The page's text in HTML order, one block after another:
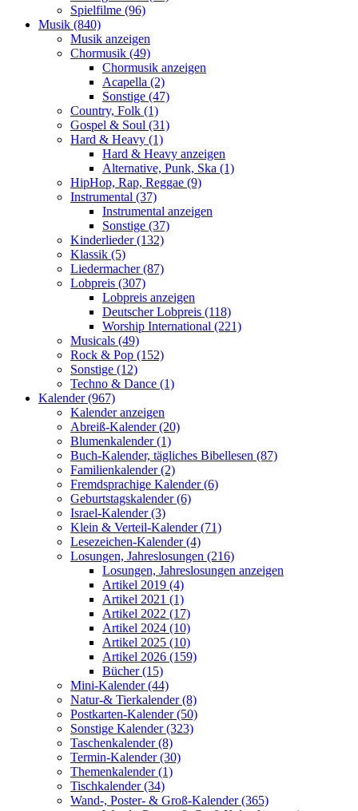
Spielfilme (96)
Musik (840)
Musik anzeigen
Chormusik (49)
Chormusik anzeigen
Acapella (2)
Sonstige (47)
Country, Folk (1)
Gospel & Soul (31)
Hard & Heavy (1)
Hard & Heavy anzeigen
Alternative, Punk, Ska (1)
HipHop, Rap, Reggae (9)
Instrumental (37)
Instrumental anzeigen
Sonstige (37)
Kinderlieder (132)
Klassik (5)
Liedermacher (87)
Lobpreis (307)
Lobpreis anzeigen
Deutscher Lobpreis (118)
Worship International (221)
Musicals (49)
Rock & Pop (152)
Sonstige (12)
Techno & Dance (1)
Kalender (967)
Kalender anzeigen
Abreiß-Kalender (20)
Blumenkalender (1)
Buch-Kalender, tägliches Bibellesen (87)
Familienkalender (2)
Fremdsprachige Kalender (6)
Geburtstagskalender (6)
Israel-Kalender (3)
Klein & Verteil-Kalender (71)
Lesezeichen-Kalender (4)
Losungen, Jahreslosungen (216)
Losungen, Jahreslosungen anzeigen
Artikel 2019 (4)
Artikel 2021 (1)
Artikel 2022 (17)
Artikel 2024 (10)
Artikel 2025 (10)
Artikel 2026 (159)
Bücher (15)
Mini-Kalender (44)
Natur-& Tierkalender (8)
Postkarten-Kalender (50)
Sonstige Kalender (323)
Taschenkalender (8)
Termin-Kalender (30)
Themenkalender (1)
Tischkalender (34)
Wand-, Poster- & Groß-Kalender (365)